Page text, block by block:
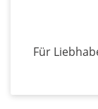
Für